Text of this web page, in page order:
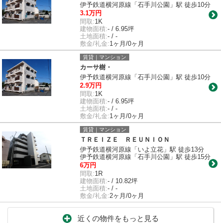
伊予鉄道横河原線「石手川公園」駅 徒歩10分
3.1万円
間取:1K
建物面積:- / 6.95坪
土地面積:- / -
敷金/礼金:1ヶ月/0ヶ月
賃貸｜マンション
カーサ樹・
伊予鉄道横河原線「石手川公園」駅 徒歩10分
2.9万円
間取:1K
建物面積:- / 6.95坪
土地面積:- / -
敷金/礼金:1ヶ月/0ヶ月
賃貸｜マンション
ＴＲＥＩＺＥ ＲＥＵＮＩＯＮ
伊予鉄道横河原線「いよ立花」駅 徒歩13分
伊予鉄道横河原線「石手川公園」駅 徒歩15分
6万円
間取:1R
建物面積:- / 10.82坪
土地面積:- / -
敷金/礼金:2ヶ月/0ヶ月
近くの物件をもっと見る